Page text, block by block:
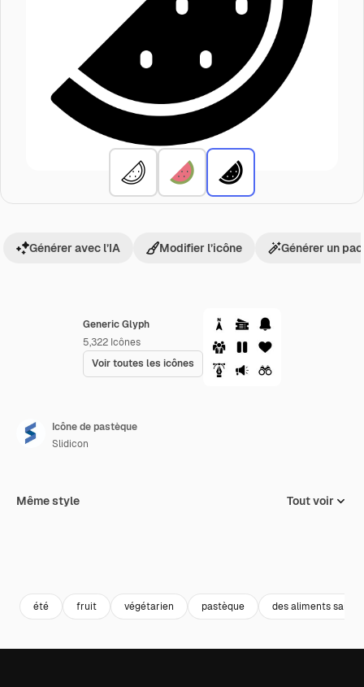
Generic Glyph
5,322 Icônes
Voir toutes les icônes
Générer avec l’IA Modifier l’icône Générer un
Icône de pastèque
Slidicon
Même style Tout voir
été fruit végétarien pastèque des aliments sains